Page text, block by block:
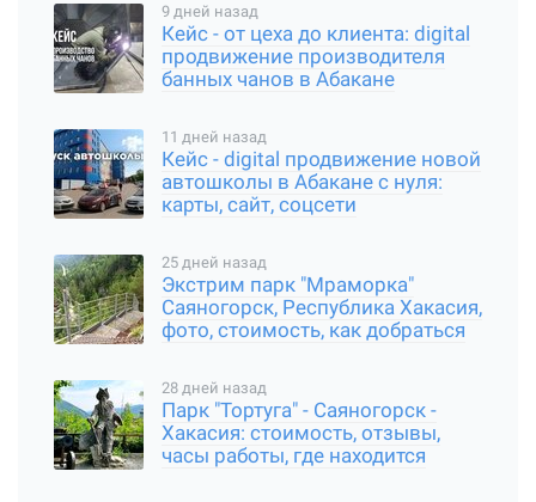
9 дней назад
Кейс - от цеха до клиента: digital
продвижение производителя
банных чанов в Абакане
11 дней назад
Кейс - digital продвижение новой
автошколы в Абакане с нуля:
карты, сайт, соцсети
25 дней назад
Экстрим парк "Мраморка"
Саяногорск, Республика Хакасия,
фото, стоимость, как добраться
28 дней назад
Парк "Тортуга" - Саяногорск -
Хакасия: стоимость, отзывы,
часы работы, где находится